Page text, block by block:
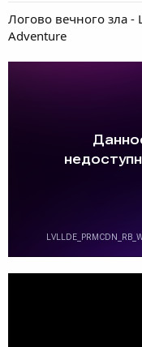
я
Логово вечного зла -
Adventure